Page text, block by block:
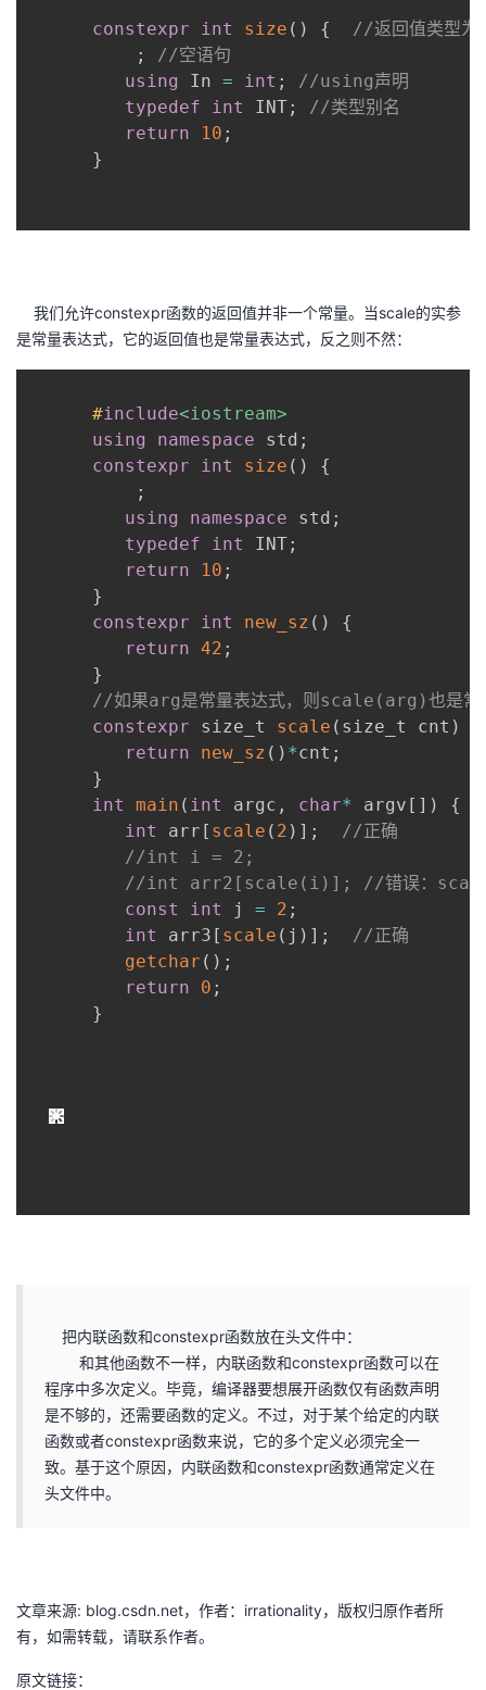
constexpr int size ( ) {
//返回值类型为
;
//空语句
using
In = int ;
//using声明
typedef
int INT;
//类型别名
return
10 ;
}
我们允许constexpr函数的返回值并非一个常量。当scale的实参
是常量表达式，它的返回值也是常量表达式，反之则不然：
#include<iostream>
using
namespace std ;
constexpr
int size ( )
{
;
using
namespace std ;
typedef
int INT;
return
10 ;
}
constexpr
int new_sz ( )
{
return 42 ;
}
//如果arg是常量表达式，则scale(arg)也是常
constexpr size_t scale ( size_t cnt )
return
new_sz ( ) *cnt ;
}
int
main ( int argc , char* argv [ ] )
{
int
arr [ scale ( 2 ) ] ;
//正确
//int i = 2;
//int arr2[scale(i)]; //错误：scale(i)
const
int j = 2 ;
int
arr3 [ scale ( j ) ] ;
//正确
getchar ( ) ;
return
0 ;
}
把内联函数和constexpr函数放在头文件中：
和其他函数不一样，内联函数和constexpr函数可以在
程序中多次定义。毕竟，编译器要想展开函数仅有函数声明
是不够的，还需要函数的定义。不过，对于某个给定的内联
函数或者constexpr函数来说，它的多个定义必须完全一
致。基于这个原因，内联函数和constexpr函数通常定义在
头文件中。
文章来源: blog.csdn.net，作者：irrationality，版权归原作者所
有，如需转载，请联系作者。
原文链接：